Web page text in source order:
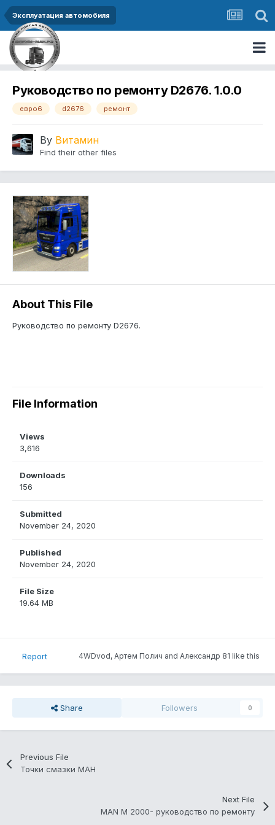
Эксплуатация автомобиля
Руководство по ремонту D2676. 1.0.0
евро6 d2676 ремонт
By Витамин
Find their other files
About This File
Руководство по ремонту D2676.
File Information
Views
3,616
Downloads
156
Submitted
November 24, 2020
Published
November 24, 2020
File Size
19.64 MB
4WDvod, Артем Полич and Александр 81 like this
Report
Share Followers 0
Previous File
Точки смазки МАН
Next File
MAN M 2000- руководство по ремонту